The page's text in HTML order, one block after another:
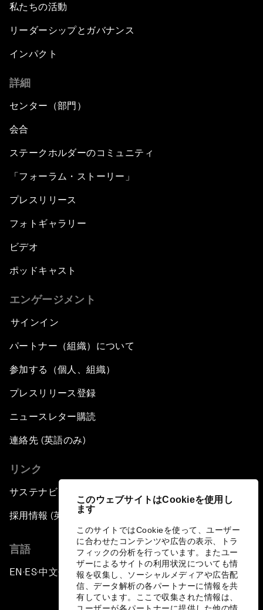
このウェブサイトはCookieを使用し
ます
このサイトではCookieを使って、ユーザー
に合わせたコンテンツや広告の表示、トラ
フィックの分析を行っています。またユー
ザーによるサイトの利用状況についても情
報を収集し、ソーシャルメディアや広告配
信、データ解析の各パートナーに情報を共
有しています。ここで収集された情報は、
私たちの活動
リーダーシップとガバナンス
インパクト
詳細
センター（部門）
会合
ステークホルダーのコミュニティ
「フォーラム・ストーリー」
プレスリリース
フォトギャラリー
ビデオ
ポッドキャスト
エンゲージメント
サインイン
パートナー（組織）について
参加する（個人、組織）
プレスリリース登録
ニュースレター購読
連絡先 (英語のみ)
リンク
サステナビリティへの取り組み
採用情報 (英語のみ)
言語
EN ▪ES▪中文▪ 日本語